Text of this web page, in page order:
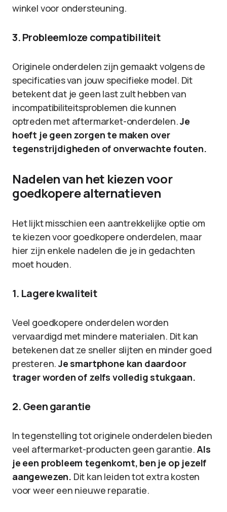
winkel voor ondersteuning.
3. Probleemloze compatibiliteit
Originele onderdelen zijn gemaakt volgens de
specificaties van jouw specifieke model. Dit
betekent dat je geen last zult hebben van
incompatibiliteitsproblemen die kunnen
optreden met aftermarket-onderdelen.Je
hoeft je geen zorgen te maken over
tegenstrijdigheden of onverwachte fouten.
Nadelen van het kiezen voor
goedkopere alternatieven
Het lijkt misschien een aantrekkelijke optie om
te kiezen voor goedkopere onderdelen, maar
hier zijn enkele nadelen die je in gedachten
moet houden.
1. Lagere kwaliteit
Veel goedkopere onderdelen worden
vervaardigd met mindere materialen. Dit kan
betekenen dat ze sneller slijten en minder goed
presteren.Je smartphone kan daardoor
trager worden of zelfs volledig stukgaan.
2. Geen garantie
In tegenstelling tot originele onderdelen bieden
veel aftermarket-producten geen garantie.Als
je een probleem tegenkomt, ben je op jezelf
aangewezen. Dit kan leiden tot extra kosten
voor weer een nieuwe reparatie.